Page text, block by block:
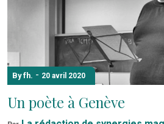
By fh. - 20 avril 2020
Un poète à Genève